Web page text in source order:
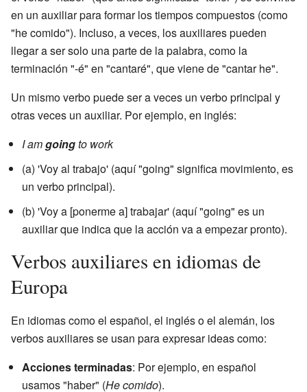
en un auxiliar para formar los tiempos compuestos (como
"he comido"). Incluso, a veces, los auxiliares pueden
llegar a ser solo una parte de la palabra, como la
terminación "-é" en "cantaré", que viene de "cantar he".
Un mismo verbo puede ser a veces un verbo principal y
otras veces un auxiliar. Por ejemplo, en inglés:
I amgoingto work
(a) 'Voy al trabajo' (aquí "going" significa movimiento, es
un verbo principal).
(b) 'Voy a [ponerme a] trabajar' (aquí "going" es un
auxiliar que indica que la acción va a empezar pronto).
Verbos auxiliares en idiomas de
Europa
En idiomas como el español, el inglés o el alemán, los
verbos auxiliares se usan para expresar ideas como:
Acciones terminadas: Por ejemplo, en español
usamos "haber" (He comido).